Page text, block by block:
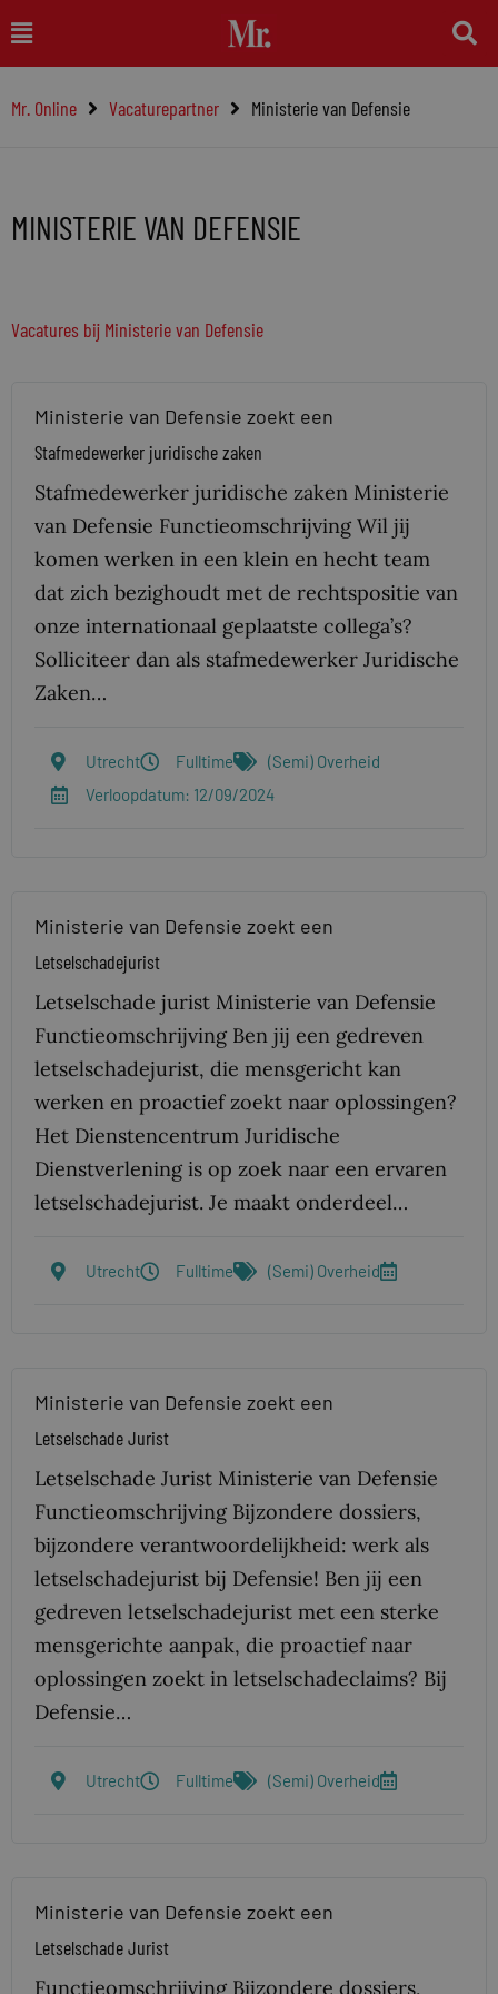
naar
inhoud
Main
Menu
Mr. Online Vacaturepartner Ministerie van Defensie
MINISTERIE VAN DEFENSIE
Vacatures bij Ministerie van Defensie
Ministerie van Defensie zoekt een
Stafmedewerker juridische zaken
Stafmedewerker juridische zaken Ministerie
van Defensie Functie­omschrijving Wil jij
komen werken in een klein en hecht team
dat zich bezighoudt met de rechtspositie van
onze internationaal geplaatste collega’s?
Solliciteer dan als stafmedewerker Juridische
Zaken…
Utrecht Fulltime
(Semi) Overheid
Verloopdatum: 12/09/2024
Ministerie van Defensie zoekt een
Letselschadejurist
Letselschade jurist Ministerie van Defensie
Functieomschrijving Ben jij een gedreven
letselschadejurist, die mensgericht kan
werken en proactief zoekt naar oplossingen?
Het Dienstencentrum Juridische
Dienstverlening is op zoek naar een ervaren
letselschadejurist. Je maakt onderdeel…
Utrecht Fulltime (Semi) Overheid
Ministerie van Defensie zoekt een
Letselschade Jurist
Letselschade Jurist Ministerie van Defensie
Functieomschrijving Bijzondere dossiers,
bijzondere verantwoordelijkheid: werk als
letselschadejurist bij Defensie! Ben jij een
gedreven letselschadejurist met een sterke
mensgerichte aanpak, die proactief naar
oplossingen zoekt in letselschadeclaims? Bij
Defensie…
Utrecht Fulltime (Semi) Overheid
Ministerie van Defensie zoekt een
Letselschade Jurist
Functie­omschrijving Bijzondere dossiers,